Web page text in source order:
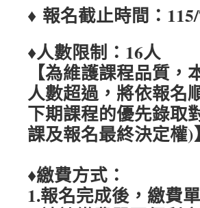
♦ 報名截止時間：
♦人數限制：16人
【為維護課程品質，
人數超過，將依報名
下期課程的優先錄取
課及報名最終決定權)】
♦繳費方式：
1.報名完成後，繳費